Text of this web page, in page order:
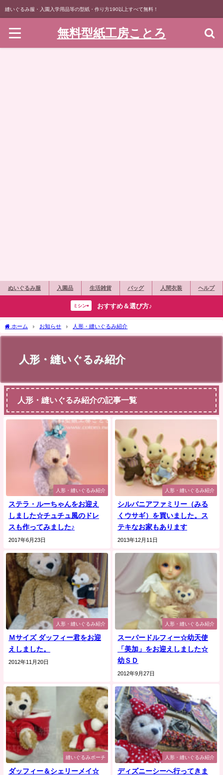
縫いぐるみ服・入園入学用品等の型紙・作り方190以上すべて無料！
無料型紙工房ことろ
ぬいぐるみ服 入園品 生活雑貨 バッグ 人間衣装 ヘルプ
ミシン⇨ おすすめ＆選び方♪
ホーム お知らせ 人形・縫いぐるみ紹介
人形・縫いぐるみ紹介
人形・縫いぐるみ紹介の記事一覧
人形・縫いぐるみ紹介
ステラ・ルーちゃんをお迎え
しました☆チュチュ風のドレ
スも作ってみました♪
2017年6月23日
人形・縫いぐるみ紹介
シルバニアファミリー（みる
くウサギ）を買いました。ス
テキなお家もあります
2013年12月11日
人形・縫いぐるみ紹介
Ｍサイズ ダッフィー君をお迎
えしました。
2012年11月20日
人形・縫いぐるみ紹介
スーパードルフィー☆幼天使
「美加」をお迎えしました☆
幼ＳＤ
2012年9月27日
縫いぐるみポーチ
ダッフィー＆シェリーメイ☆
人形・縫いぐるみ紹介
ディズニーシーへ行ってきま